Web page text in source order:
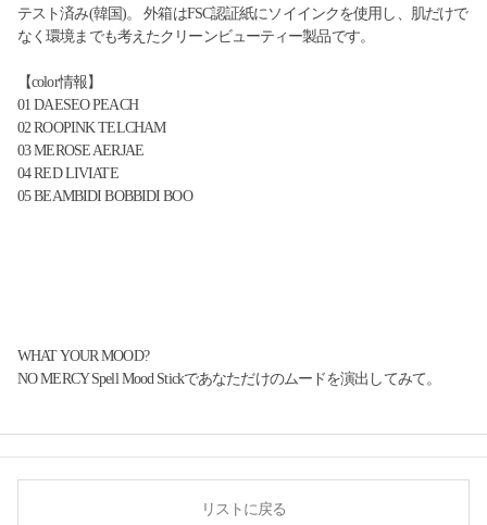
テスト済み(韓国)。 外箱はFSC認証紙にソイインクを使用し、肌だけで
なく環境までも考えたクリーンビューティー製品です。
【color情報】
01 DAESEO PEACH
02 ROOPINK TELCHAM
03 MEROSE AERJAE
04 RED LIVIATE
05 BEAMBIDI BOBBIDI BOO
WHAT YOUR MOOD?
NO MERCY Spell Mood Stickであなただけのムードを演出してみて。
リストに戻る